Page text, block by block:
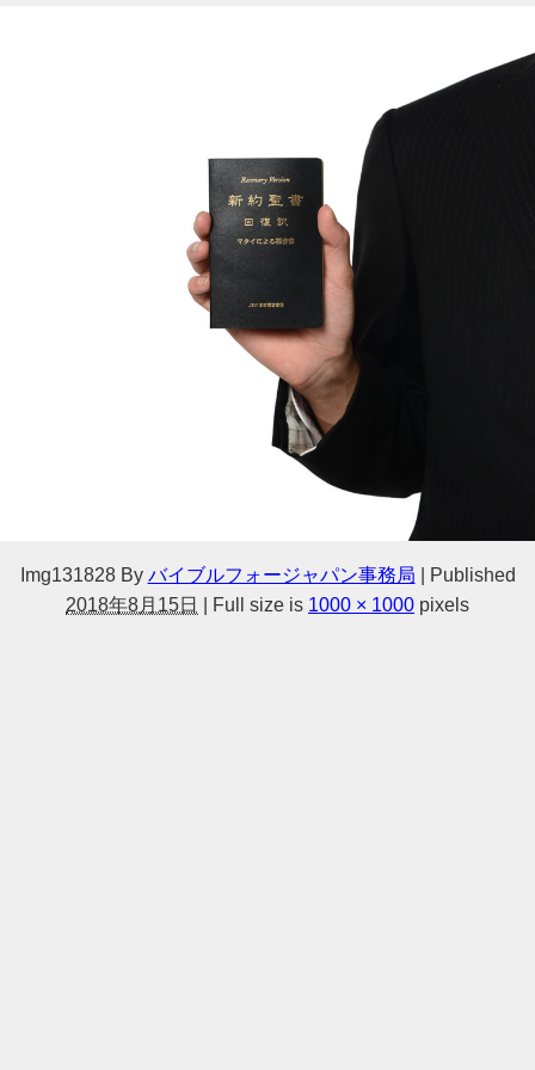
Img131828 By バイブルフォージャパン事務局
Published
2018年8月15日
Full size is 1000 × 1000 pixels